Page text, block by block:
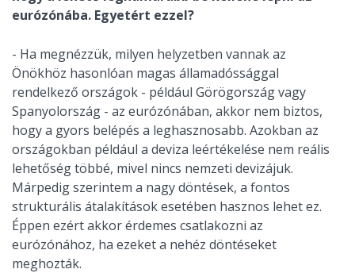
eurózónába. Egyetért ezzel?
- Ha megnézzük, milyen helyzetben vannak az
Önökhöz hasonlóan magas államadóssággal
rendelkező országok - például Görögország vagy
Spanyolország - az eurózónában, akkor nem biztos,
hogy a gyors belépés a leghasznosabb. Azokban az
országokban például a deviza leértékelése nem reális
lehetőség többé, mivel nincs nemzeti devizájuk.
Márpedig szerintem a nagy döntések, a fontos
strukturális átalakítások esetében hasznos lehet ez.
Éppen ezért akkor érdemes csatlakozni az
eurózónához, ha ezeket a nehéz döntéseket
meghozták.